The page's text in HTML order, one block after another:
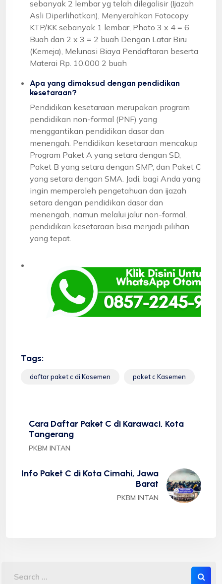
sebanyak 2 lembar yg telah dilegalisir (Ijazah
Asli Diperlihatkan), Menyerahkan Fotocopy
KTP/KK sebanyak 1 lembar, Photo 3 x 4 = 6
Buah dan 2 x 3 = 2 buah Dengan Latar Biru
(Kemeja), Melunasi Biaya Pendaftaran beserta
Materai Rp. 10.000 2 buah
Apa yang dimaksud dengan pendidikan
kesetaraan?
Pendidikan kesetaraan merupakan program
pendidikan non-formal (PNF) yang
menggantikan pendidikan dasar dan
menengah. Pendidikan kesetaraan mencakup
Program Paket A yang setara dengan SD,
Paket B yang setara dengan SMP, dan Paket C
yang setara dengan SMA. Jadi, bagi Anda yang
ingin memperoleh pengetahuan dan ijazah
setara dengan pendidikan dasar dan
menengah, namun melalui jalur non-formal,
pendidikan kesetaraan bisa menjadi pilihan
yang tepat.
Tags:
daftar paket c di Kasemen paket c Kasemen
Cara Daftar Paket C di Karawaci, Kota
Tangerang
PKBM INTAN
Info Paket C di Kota Cimahi, Jawa
Barat
PKBM INTAN